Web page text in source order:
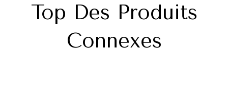
Top Des Produits
Connexes